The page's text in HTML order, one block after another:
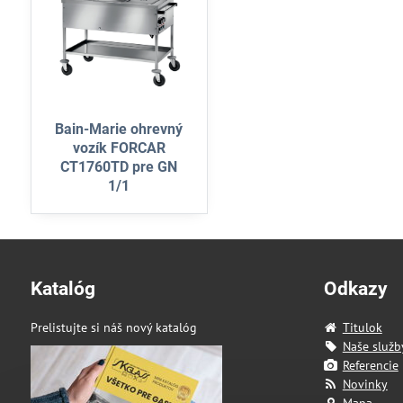
Bain-Marie ohrevný
vozík FORCAR
CT1760TD pre GN
1/1
Katalóg
Prelistujte si náš nový katalóg
Odkazy
Titulok
Naše
Referencie
Novinky